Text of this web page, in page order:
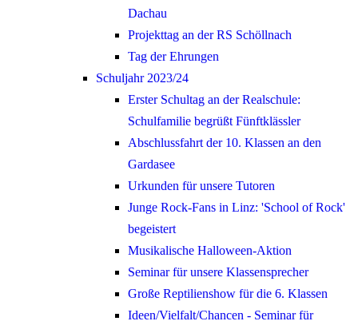
Dachau
Projekttag an der RS Schöllnach
Tag der Ehrungen
Schuljahr 2023/24
Erster Schultag an der Realschule:
Schulfamilie begrüßt Fünftklässler
Abschlussfahrt der 10. Klassen an den
Gardasee
Urkunden für unsere Tutoren
Junge Rock-Fans in Linz: 'School of Rock'
begeistert
Musikalische Halloween-Aktion
Seminar für unsere Klassensprecher
Große Reptilienshow für die 6. Klassen
Ideen/Vielfalt/Chancen - Seminar für